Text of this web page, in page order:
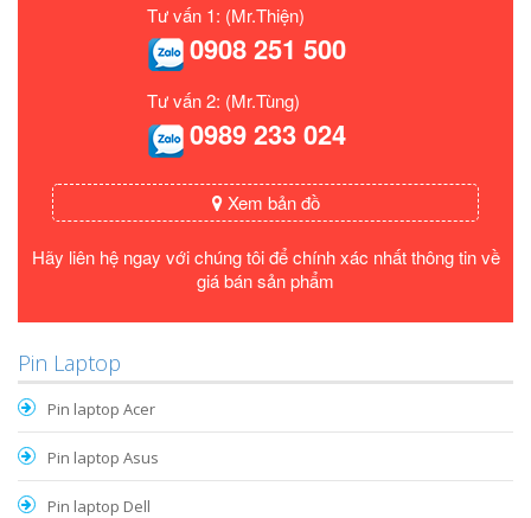
Tư vấn 1: (Mr.Thiện)
0908 251 500
Tư vấn 2: (Mr.Tùng)
0989 233 024
Xem bản đồ
Hãy liên hệ ngay với chúng tôi để chính xác nhất thông tin về
giá bán sản phẩm
Pin Laptop
Pin laptop Acer
Pin laptop Asus
Pin laptop Dell